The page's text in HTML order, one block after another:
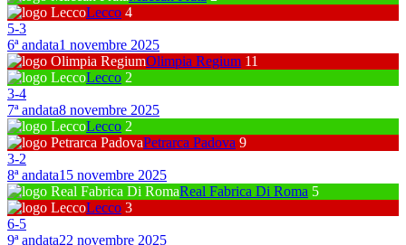
Lecco 4
5-3
6ª andata1 novembre 2025
Olimpia Regium 11
Lecco 2
3-4
7ª andata8 novembre 2025
Lecco 2
Petrarca Padova 9
3-2
8ª andata15 novembre 2025
Real Fabrica Di Roma 5
Lecco 3
6-5
9ª andata22 novembre 2025